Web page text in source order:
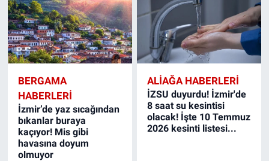
BERGAMA
HABERLERI
İzmir’de yaz sıcağından
bıkanlar buraya
kaçıyor! Mis gibi
havasına doyum
olmuyor
ALIAĞA HABERLERI
İZSU duyurdu! İzmir'de
8 saat su kesintisi
olacak! İşte 10 Temmuz
2026 kesinti listesi...